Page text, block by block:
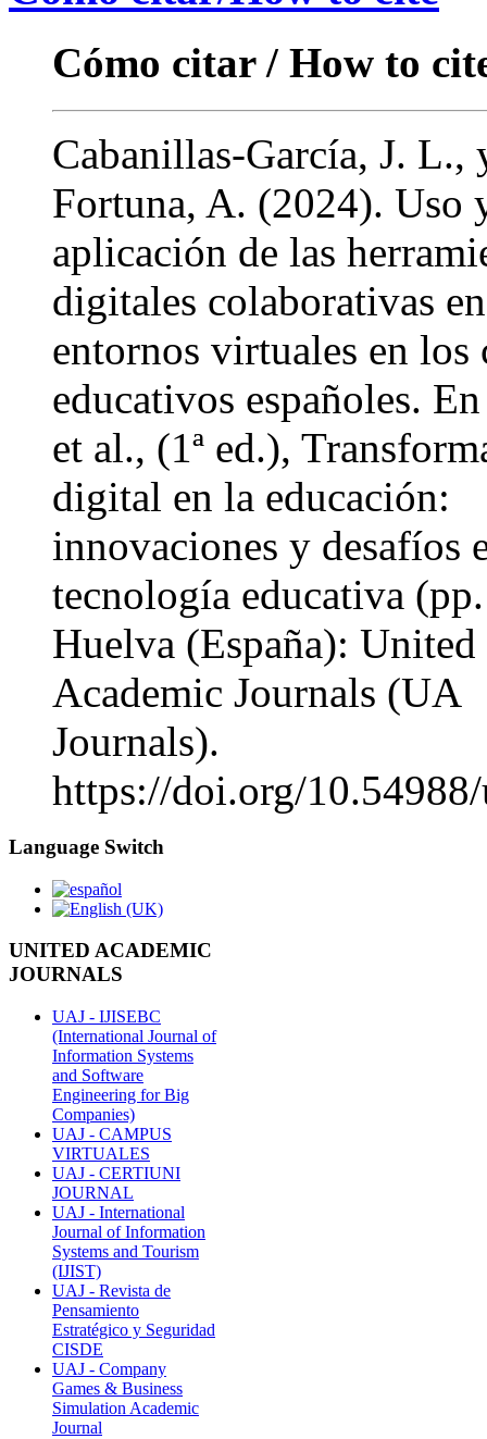
Cómo citar / How to
Cabanillas-García, J. L.,
Fortuna, A. (2024). Uso
aplicación de las
digitales colaborativas en
entornos virtuales en los
educativos españoles.
et al., (1ª ed.),
digital en la educación:
innovaciones y desafíos
tecnología educativa
Huelva (España): United
Academic Journals (UA
Journals).
https://doi.org/
Language Switch
UNITED ACADEMIC
JOURNALS
UAJ - IJISEBC
(International Journal of
Information Systems
and Software
Engineering for Big
Companies)
UAJ - CAMPUS
VIRTUALES
UAJ - CERTIUNI
JOURNAL
UAJ - International
Journal of Information
Systems and Tourism
(IJIST)
UAJ - Revista de
Pensamiento
Estratégico y Seguridad
CISDE
UAJ - Company
Games & Business
Simulation Academic
Journal